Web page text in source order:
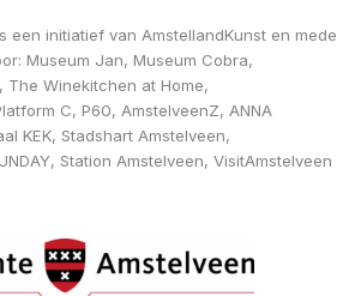
een initiatief van AmstellandKunst en mede
Museum Jan, Museum Cobra,
The Winekitchen at Home,
C, P60, AmstelveenZ, ANNA
KEK, Stadshart Amstelveen,
Station Amstelveen, VisitAmstelveen